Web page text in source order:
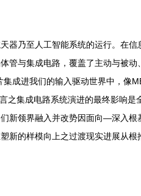
器乃至人工智能系统的运行。在信
管与集成电路，覆盖了主动与被动
成进我们的输入驱动世界中，像
之集成电路系统演进的最终影响是
新领界融入并改势因面向—深入根
新的样模向上之过渡现实进展从根